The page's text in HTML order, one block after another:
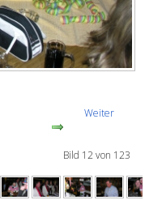
Weiter
Bild 12 von 123